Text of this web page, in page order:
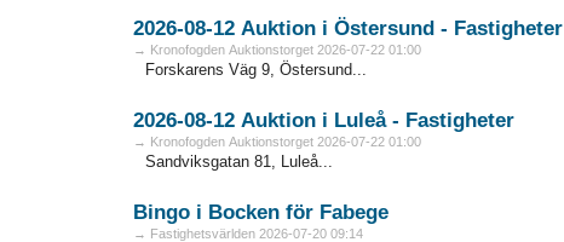
2026-08-12 Auktion i Östersund - Fastigheter
→ Kronofogden Auktionstorget 2026-07-22 01:00
Forskarens Väg 9, Östersund...
2026-08-12 Auktion i Luleå - Fastigheter
→ Kronofogden Auktionstorget 2026-07-22 01:00
Sandviksgatan 81, Luleå...
Bingo i Bocken för Fabege
→ Fastighetsvärlden 2026-07-20 09:14